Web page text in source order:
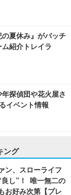
夏休み』がバッチ
紹介トレイラ
探偵団や花火屋さ
イベント情報
ング
ン、スローライフ
し”！ 唯一無二の
お好み次第【プレ